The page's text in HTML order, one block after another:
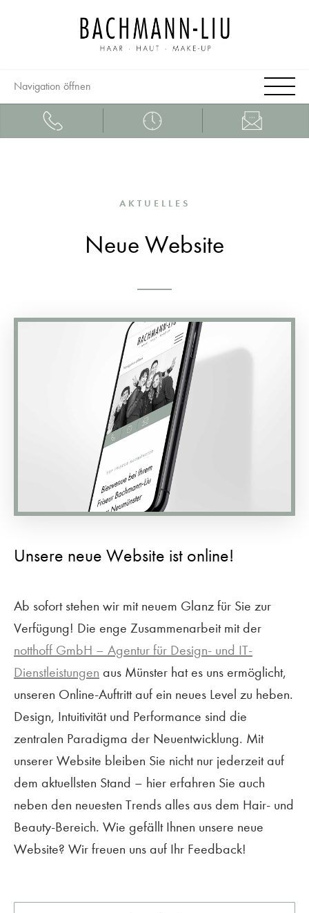
Navigation öffnen
AKTUELLES
Neue Website
Unsere neue Website ist online!
Ab sofort stehen wir mit neuem Glanz für Sie zur
Verfügung! Die enge Zusammenarbeit mit der
notthoff GmbH – Agentur für Design- und IT-
Dienstleistungen aus Münster hat es uns ermöglicht,
unseren Online-Auftritt auf ein neues Level zu heben.
Design, Intuitivität und Performance sind die
zentralen Paradigma der Neuentwicklung. Mit
unserer Website bleiben Sie nicht nur jederzeit auf
dem aktuellsten Stand – hier erfahren Sie auch
neben den neuesten Trends alles aus dem Hair- und
Beauty-Bereich. Wie gefällt Ihnen unsere neue
Website? Wir freuen uns auf Ihr Feedback!